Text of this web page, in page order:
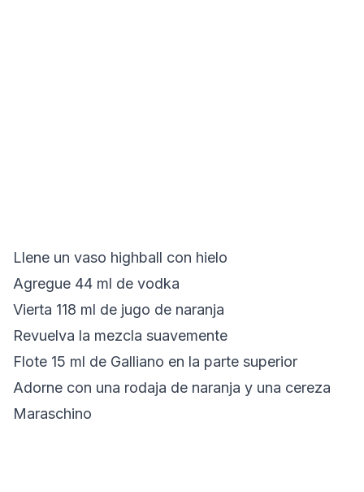
Llene un vaso highball con hielo
Agregue 44 ml de vodka
Vierta 118 ml de jugo de naranja
Revuelva la mezcla suavemente
Flote 15 ml de Galliano en la parte superior
Adorne con una rodaja de naranja y una cereza
Maraschino